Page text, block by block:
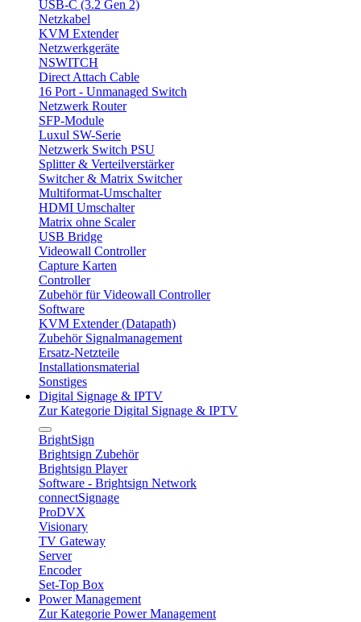
USB-C (3.2 Gen 2)
Netzkabel
KVM Extender
Netzwerkgeräte
NSWITCH
Direct Attach Cable
16 Port - Unmanaged Switch
Netzwerk Router
SFP-Module
Luxul SW-Serie
Netzwerk Switch PSU
Splitter & Verteilverstärker
Switcher & Matrix Switcher
Multiformat-Umschalter
HDMI Umschalter
Matrix ohne Scaler
USB Bridge
Videowall Controller
Capture Karten
Controller
Zubehör für Videowall Controller
Software
KVM Extender (Datapath)
Zubehör Signalmanagement
Ersatz-Netzteile
Installationsmaterial
Sonstiges
Digital Signage & IPTV
Zur Kategorie Digital Signage & IPTV
BrightSign
Brightsign Zubehör
Brightsign Player
Software - Brightsign Network
connectSignage
ProDVX
Visionary
TV Gateway
Server
Encoder
Set-Top Box
Power Management
Zur Kategorie Power Management